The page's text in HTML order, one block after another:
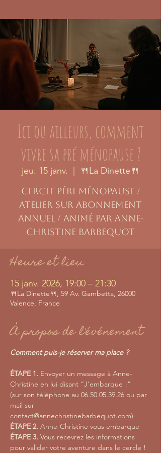
Ici ou ailleurs, comment
vivre sa pré ménopause ?
jeu. 15 janv. 🍴La Dinette🍴
Cercle péri-ménopause /
atelier sur abonnement
annuel / animé par Anne-
Christine Barbequot
Heure et lieu
15 janv. 2026, 19:00 – 21:30
🍴La Dinette🍴, 59 Av. Gambetta, 26000
Valence, France
À propos de l'événement
Comment puis-je réserver ma place ?
ÉTAPE 1. Envoyer un message à Anne-
Christine en lui disant “J’embarque !”
(sur son téléphone au 06.50.05.39.26 ou par
mail sur
contact@annechristinebarbequot.com)
ÉTAPE 2. Anne-Christine vous embarque
ÉTAPE 3. Vous recevrez les informations
pour valider votre aventure dans le cercle !